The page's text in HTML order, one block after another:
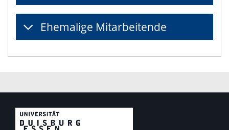
Ehemalige Mitarbeitende